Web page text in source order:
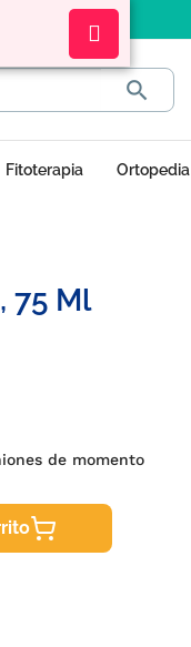

Fitoterapia Ortopedia
75 Ml
de momento